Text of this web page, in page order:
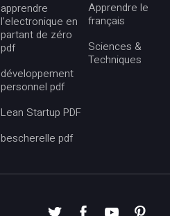
apprendre
l’electronique en
partant de zéro
pdf
développement
personnel pdf
Lean Startup PDF
bescherelle pdf
Apprendre le
français
Sciences &
Techniques